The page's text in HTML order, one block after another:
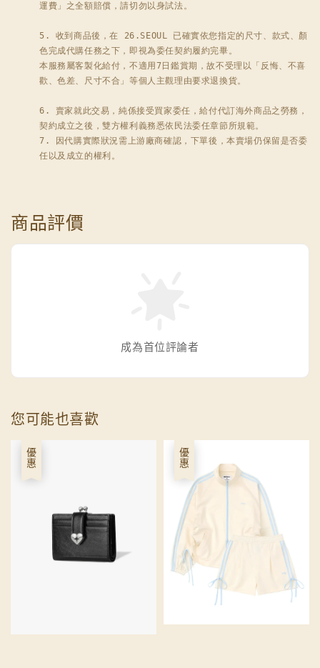
運費」之全額賠償，請切勿以身試法。
5. 收到商品後，在 26.SEOUL 已確實依您指定的尺寸、款式、顏
色完成代購任務之下，即視為委任契約履約完畢。
本服務屬客製化給付，不適用7日鑑賞期，故不受理以「反悔、不喜
歡、色差、尺寸不合」等個人主觀理由要求退換貨。
6. 賣家就此交易，純係接受買家委任，給付代訂海外商品之勞務，
契約成立之後，雙方權利義務悉依民法委任章節所規範。
7. 因代購實際狀況需上游廠商確認，下單後，本賣場仍保留是否委
任以及成立的權利。
商品評價
成為首位評論者
您可能也喜歡
優惠 優惠